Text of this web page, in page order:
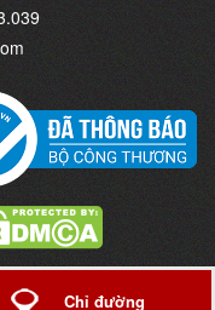
. Thiết kế bởiWeb Bảo
Chỉ đường